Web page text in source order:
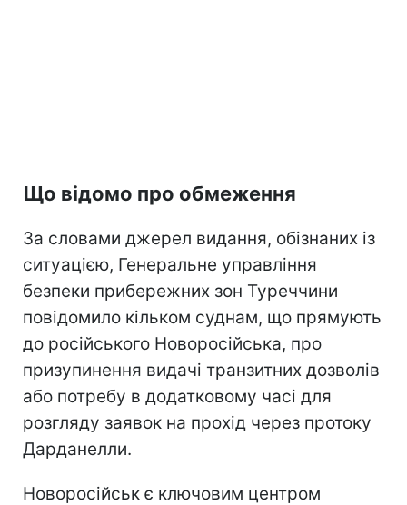
Що відомо про обмеження
За словами джерел видання, обізнаних із
ситуацією, Генеральне управління
безпеки прибережних зон Туреччини
повідомило кільком суднам, що прямують
до російського Новоросійська, про
призупинення видачі транзитних дозволів
або потребу в додатковому часі для
розгляду заявок на прохід через протоку
Дарданелли.
Новоросійськ є ключовим центром